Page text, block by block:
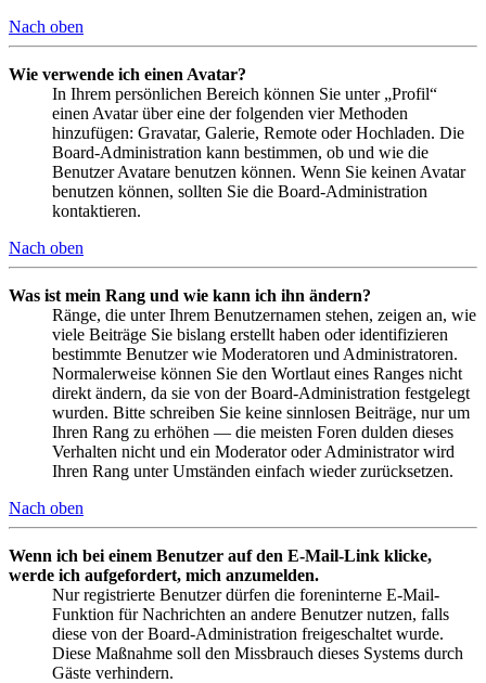
Nach oben
Wie verwende ich einen Avatar?
In Ihrem persönlichen Bereich können Sie unter „Profil“
einen Avatar über eine der folgenden vier Methoden
hinzufügen: Gravatar, Galerie, Remote oder Hochladen. Die
Board-Administration kann bestimmen, ob und wie die
Benutzer Avatare benutzen können. Wenn Sie keinen Avatar
benutzen können, sollten Sie die Board-Administration
kontaktieren.
Nach oben
Was ist mein Rang und wie kann ich ihn ändern?
Ränge, die unter Ihrem Benutzernamen stehen, zeigen an, wie
viele Beiträge Sie bislang erstellt haben oder identifizieren
bestimmte Benutzer wie Moderatoren und Administratoren.
Normalerweise können Sie den Wortlaut eines Ranges nicht
direkt ändern, da sie von der Board-Administration festgelegt
wurden. Bitte schreiben Sie keine sinnlosen Beiträge, nur um
Ihren Rang zu erhöhen — die meisten Foren dulden dieses
Verhalten nicht und ein Moderator oder Administrator wird
Ihren Rang unter Umständen einfach wieder zurücksetzen.
Nach oben
Wenn ich bei einem Benutzer auf den E-Mail-Link klicke,
werde ich aufgefordert, mich anzumelden.
Nur registrierte Benutzer dürfen die foreninterne E-Mail-
Funktion für Nachrichten an andere Benutzer nutzen, falls
diese von der Board-Administration freigeschaltet wurde.
Diese Maßnahme soll den Missbrauch dieses Systems durch
Gäste verhindern.